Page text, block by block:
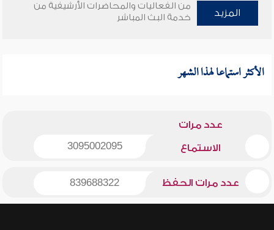
المزيد
من الفعاليات والمحاضرات الأرشيفية من
خدمة البث المباشر
الأكثر استماعا لهذا الشهر
عدد مرات
الاستماع 3095002095
عدد مرات الحفظ 839688322